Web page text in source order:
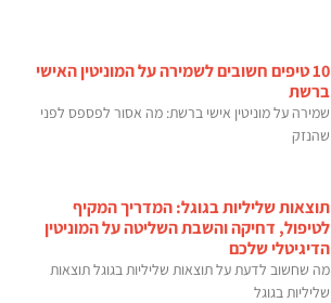
10 טיפים חשובים לשמירה על המוניטין האישי
ברשת
שמירה על מוניטין אישי ברשת: מה אסור לפספס לפני
שהנזק
תוצאות שליליות בגוגל: המדריך המקיף
לטיפול, דחיקה והשבת השליטה על המוניטין
הדיגיטלי שלכם
מה שחשוב לדעת על תוצאות שליליות בגוגל תוצאות
שליליות בגוגל